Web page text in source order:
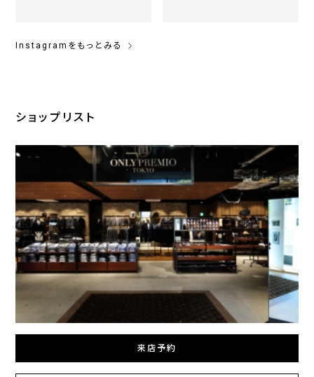
Instagramをもっとみる
ショップリスト
来店予約